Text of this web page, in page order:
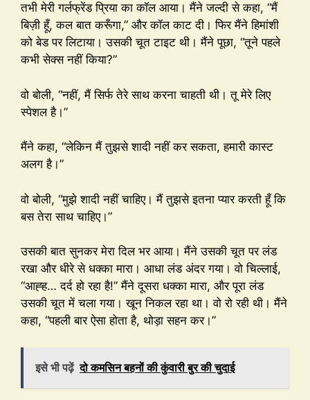
तभी मेरी गर्लफ्रेंड प्रिया का कॉल आया। मैंने जल्दी से कहा, “मैं
बिज़ी हूँ, कल बात करूँगा,” और कॉल काट दी। फिर मैंने हिमांशी
को बेड पर लिटाया। उसकी चूत टाइट थी। मैंने पूछा, “तूने पहले
कभी सेक्स नहीं किया?”
वो बोली, “नहीं, मैं सिर्फ तेरे साथ करना चाहती थी। तू मेरे लिए
स्पेशल है।”
मैंने कहा, “लेकिन मैं तुझसे शादी नहीं कर सकता, हमारी कास्ट
अलग है।”
वो बोली, “मुझे शादी नहीं चाहिए। मैं तुझसे इतना प्यार करती हूँ कि
बस तेरा साथ चाहिए।”
उसकी बात सुनकर मेरा दिल भर आया। मैंने उसकी चूत पर लंड
रखा और धीरे से धक्का मारा। आधा लंड अंदर गया। वो चिल्लाई,
“आह्ह… दर्द हो रहा है!” मैंने दूसरा धक्का मारा, और पूरा लंड
उसकी चूत में चला गया। खून निकल रहा था। वो रो रही थी। मैंने
कहा, “पहली बार ऐसा होता है, थोड़ा सहन कर।”
इसे भी पढ़ें दो कमसिन बहनों की कुंवारी बुर की चुदाई